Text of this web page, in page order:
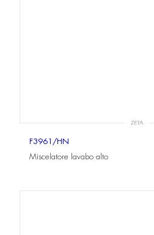
ZETA
F3961/HN
Miscelatore lavabo alto